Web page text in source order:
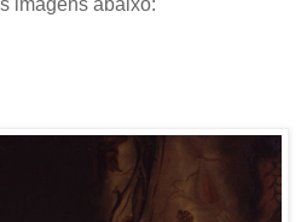
imagens abaixo: